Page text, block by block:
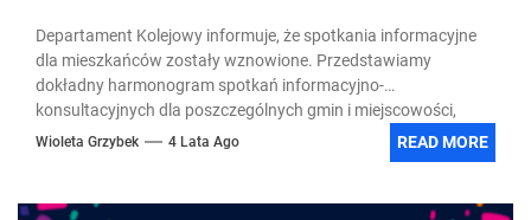
Departament Kolejowy informuje, że spotkania informacyjne
dla mieszkańców zostały wznowione. Przedstawiamy
dokładny harmonogram spotkań informacyjno-
konsultacyjnych dla poszczególnych gmin i miejscowości,
który znajduje się bezpośrednio na...
Wioleta Grzybek 4 Lata Ago READ MORE